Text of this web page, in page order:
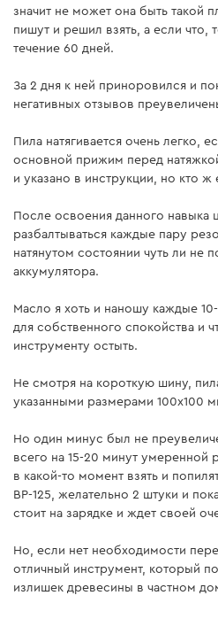
Комплектация
Аккумуляторная батарея
Аккумуляторная цепная
(без АКБ и ЗУ)
Аккумуляторная батарея
пила
Зарядное устройство
Сумка
Зарядное устройство
Зарядное устройство
Инструкция
Скачать инструкцию к
M BP-125 4 Ач"
значит не может она быть такой
пишут и решил взять, а если что,
течение 60 дней.
За 2 дня к ней приноровился и
негативных отзывов
Пила натягивается очень легко,
основной прижим перед
и указано в инструкции, но кто ж
После освоения данного навыка
разбалтываться каждые пару
натянутом состоянии чуть ли не
аккумулятора.
Масло я хоть и наношу каждые
для собственного спокойства и
инструменту остыть.
Не смотря на короткую шину,
указанными размерами 100х100
Но один минус был не
всего на 15-20 минут умеренной
в какой-то момент взять и
BP-125, желательно 2 штуки и
стоит на зарядке и ждет своей
Но, если нет необходимости
отличный инструмент, который
излишек древесины в частном